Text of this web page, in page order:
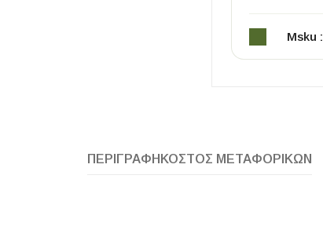
Υπολογισμός Αποστατών -Κλίπς
Msku :
ΠΕΡΙΓΡΑΦΉ ΚΌΣΤΟΣ ΜΕΤΑΦΟΡΙΚΏΝ